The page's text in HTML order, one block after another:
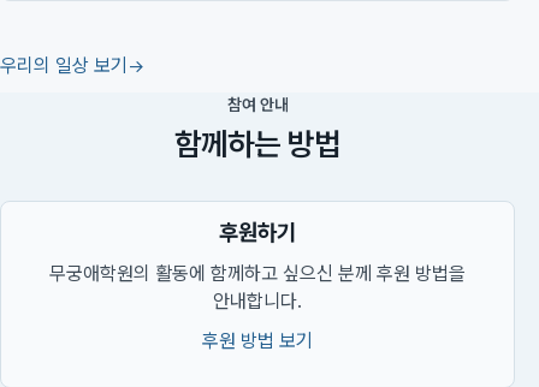
우리의 일상 보기
참여 안내
함께하는 방법
후원하기
무궁애학원의 활동에 함께하고 싶으신 분께 후원 방법을
안내합니다.
후원 방법 보기